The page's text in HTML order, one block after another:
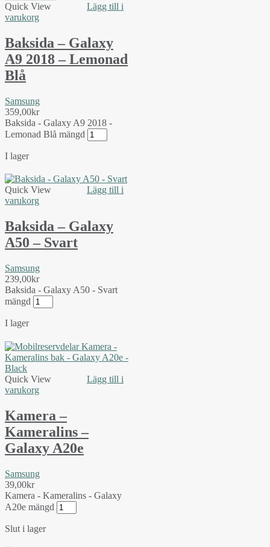
Quick View
Lägg till i
varukorg
Baksida – Galaxy
A9 2018 – Lemonad
Blå
Samsung
359,00kr
Baksida - Galaxy A9 2018 -
Lemonad Blå mängd
I lager
Quick View
Lägg till i
varukorg
Baksida – Galaxy
A50 – Svart
Samsung
239,00kr
Baksida - Galaxy A50 - Svart
mängd
I lager
Quick View
Lägg till i
varukorg
Kamera –
Kameralins –
Galaxy A20e
Samsung
39,00kr
Kamera - Kameralins - Galaxy
A20e mängd
Slut i lager